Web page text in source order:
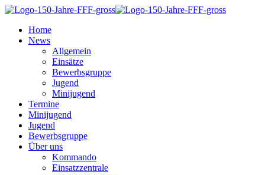
Home
News
Allgemein
Einsätze
Bewerbsgruppe
Jugend
Minijugend
Termine
Minijugend
Jugend
Bewerbsgruppe
Über uns
Kommando
Einsatzzentrale